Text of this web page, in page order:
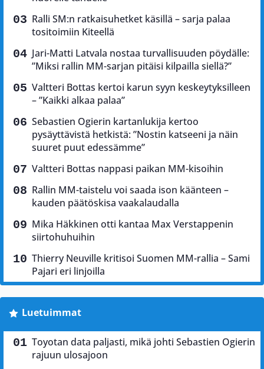
Ralli SM:n ratkaisuhetket käsillä – sarja palaa
tositoimiin Kiteellä
Jari-Matti Latvala nostaa turvallisuuden pöydälle:
”Miksi rallin MM-sarjan pitäisi kilpailla siellä?”
Valtteri Bottas kertoi karun syyn keskeytyksilleen
– ”Kaikki alkaa palaa”
Sebastien Ogierin kartanlukija kertoo
pysäyttävistä hetkistä: ”Nostin katseeni ja näin
suuret puut edessämme”
Valtteri Bottas nappasi paikan MM-kisoihin
Rallin MM-taistelu voi saada ison käänteen –
kauden päätöskisa vaakalaudalla
Mika Häkkinen otti kantaa Max Verstappenin
siirtohuhuihin
Thierry Neuville kritisoi Suomen MM-rallia – Sami
Pajari eri linjoilla
Luetuimmat
Toyotan data paljasti, mikä johti Sebastien Ogierin
rajuun ulosajoon